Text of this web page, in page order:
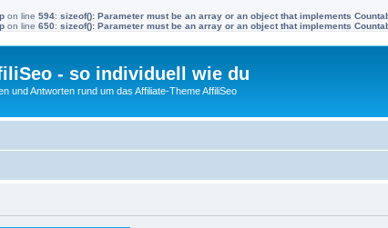
on line 594: sizeof(): Parameter must be an array or an object that implements
on line 650: sizeof(): Parameter must be an array or an object that implements
- so individuell wie du
und Antworten rund um das Affiliate-Theme AffiliSeo